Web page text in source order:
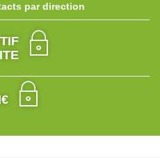
par direction